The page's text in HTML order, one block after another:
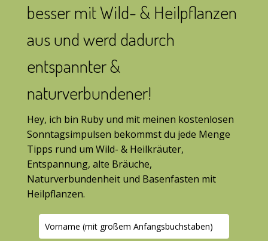
besser mit Wild- & Heilpflanzen
aus und werd dadurch
entspannter &
naturverbundener!
Hey, ich bin Ruby und mit meinen kostenlosen
Sonntagsimpulsen bekommst du jede Menge
Tipps rund um Wild- & Heilkräuter,
Entspannung, alte Bräuche,
Naturverbundenheit und Basenfasten mit
Heilpflanzen.